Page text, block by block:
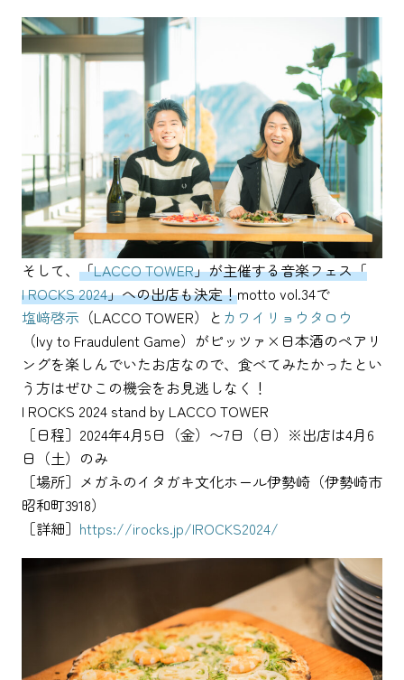
そして、 「LACCO TOWER」が主催する音楽フェス「
I ROCKS 2024」への出店も決定！motto vol.34で
塩﨑啓示 （LACCO TOWER）と カワイリョウタロウ
（Ivy to Fraudulent Game）がピッツァ×日本酒のペアリ
ングを楽しんでいたお店なので、食べてみたかったとい
う方はぜひこの機会をお見逃しなく！
I ROCKS 2024 stand by LACCO TOWER
［日程］2024年4月5日（金）〜7日（日）※出店は4月6
日（土）のみ
［場所］メガネのイタガキ文化ホール伊勢崎（伊勢崎市
昭和町3918）
［詳細］ https://irocks.jp/IROCKS2024/